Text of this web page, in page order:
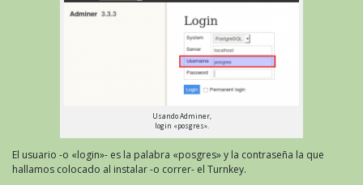
Usando Adminer,
login «posgres».
El usuario -o «login»- es la palabra «posgres» y la contraseña la que
hallamos colocado al instalar -o correr- el Turnkey.